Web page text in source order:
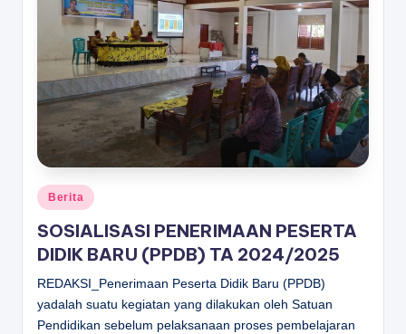
N
G
Posted
in
Berita
SOSIALISASI PENERIMAAN PESERTA
DIDIK BARU (PPDB) TA 2024/2025
REDAKSI_Penerimaan Peserta Didik Baru (PPDB)
yadalah suatu kegiatan yang dilakukan oleh Satuan
Pendidikan sebelum pelaksanaan proses pembelajaran